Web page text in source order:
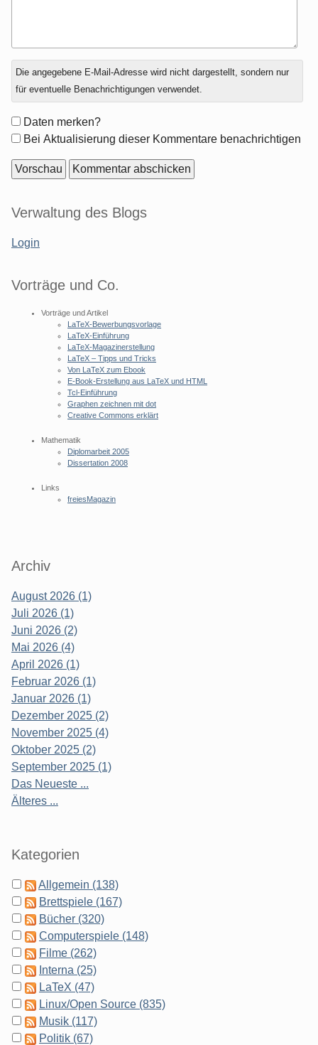
Antwort
zu
Die angegebene E-Mail-Adresse wird nicht dargestellt, sondern nur
für eventuelle Benachrichtigungen verwendet.
Formular-
Optionen
Daten merken?
Bei Aktualisierung dieser Kommentare benachrichtigen
Seitenleiste
Verwaltung des Blogs
Login
Vorträge und Co.
Vorträge und Artikel
LaTeX-Bewerbungsvorlage
LaTeX-Einführung
LaTeX-Magazinerstellung
LaTeX – Tipps und Tricks
Von LaTeX zum Ebook
E-Book-Erstellung aus LaTeX und HTML
Tcl-Einführung
Graphen zeichnen mit dot
Creative Commons erklärt
Mathematik
Diplomarbeit 2005
Dissertation 2008
Links
freiesMagazin
Archiv
August 2026 (1)
Juli 2026 (1)
Juni 2026 (2)
Mai 2026 (4)
April 2026 (1)
Februar 2026 (1)
Januar 2026 (1)
Dezember 2025 (2)
November 2025 (4)
Oktober 2025 (2)
September 2025 (1)
Das Neueste ...
Älteres ...
Kategorien
Allgemein (138)
Brettspiele (167)
Bücher (320)
Computerspiele (148)
Filme (262)
Interna (25)
LaTeX (47)
Linux/Open Source (835)
Musik (117)
Politik (67)